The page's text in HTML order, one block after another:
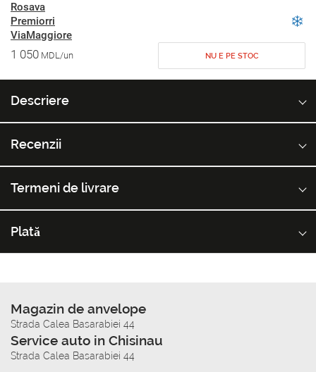
Rosava
Premiorri
ViaMaggiore
1 050 MDL/un NU E PE STOC
Descriere
Recenzii
Termeni de livrare
Plată
Magazin de anvelope
Strada Calea Basarabiei 44
Service auto in Chisinau
Strada Calea Basarabiei 44